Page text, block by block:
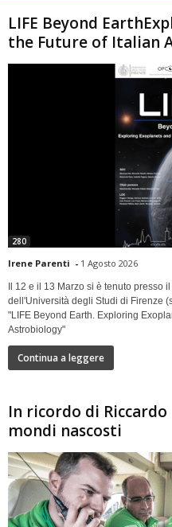
LIFE Beyond
the Future of Italian
280
Irene Parenti - 1 Agosto 2026
Il 12 e il 13 Marzo si è tenuto presso
dell'Università degli Studi di Firenze
"LIFE Beyond Earth. Exploring
Astrobiology"
Continua a leggere
In ricordo di
mondi nascosti